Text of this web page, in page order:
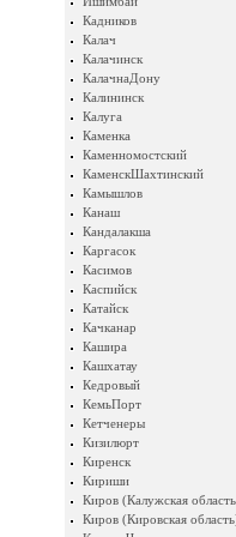
Кадников
Калач
Калачинск
КалачнаДону
Калининск
Калуга
Каменка
Каменномостский
КаменскШахтинский
Камышлов
Канаш
Кандалакша
Каргасок
Касимов
Каспийск
Катайск
Качканар
Кашира
Кашхатау
Кедровый
КемьПорт
Кетченеры
Кизилюрт
Киренск
Кириши
Киров (Калужская
Киров (Кировская